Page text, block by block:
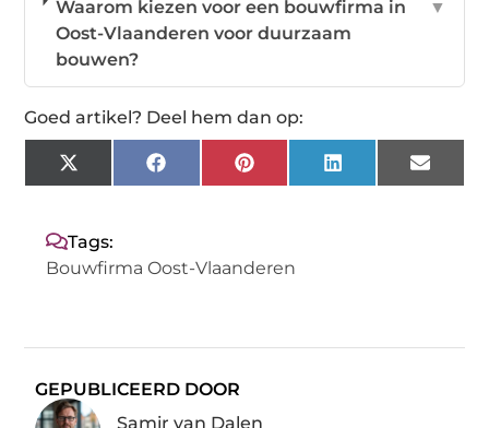
Waarom kiezen voor een bouwfirma in
Oost-Vlaanderen voor duurzaam
bouwen?
▼
Goed artikel? Deel hem dan op:
X
(Twitter)
FacebookPinterestLinkedIn Email
Tags:
Bouwfirma Oost-Vlaanderen
GEPUBLICEERD DOOR
Samir van Dalen